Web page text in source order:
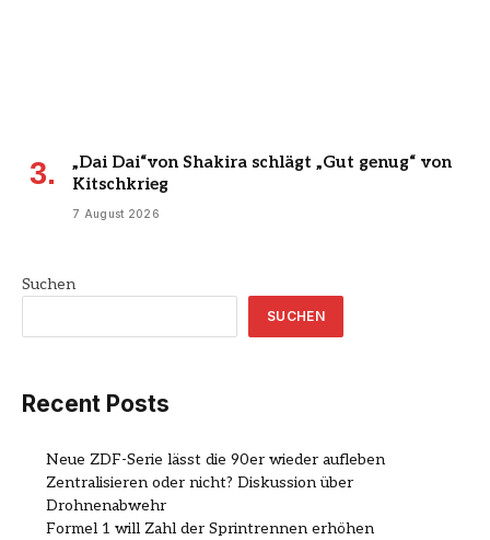
„Dai Dai“von Shakira schlägt „Gut genug“ von
Kitschkrieg
7 August 2026
Suchen
SUCHEN
Recent Posts
Neue ZDF-Serie lässt die 90er wieder aufleben
Zentralisieren oder nicht? Diskussion über
Drohnenabwehr
Formel 1 will Zahl der Sprintrennen erhöhen